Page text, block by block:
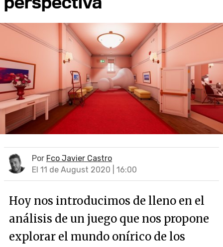
Por Fco Javier Castro
El 11 de August 2020 | 16:00
Hoy nos introducimos de lleno en el
análisis de un juego que nos propone
explorar el mundo onírico de los